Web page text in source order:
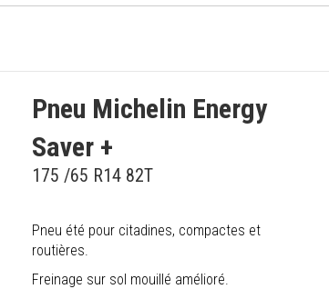
Pneu Michelin Energy
Saver +
175 /65 R14 82T
Pneu été pour citadines, compactes et
routières.
Freinage sur sol mouillé amélioré.